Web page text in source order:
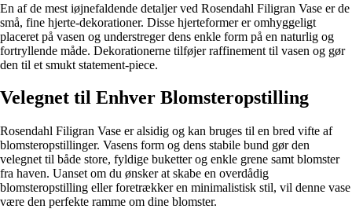
En af de mest iøjnefaldende detaljer ved Rosendahl Filigran Vase er de
små, fine hjerte-dekorationer. Disse hjerteformer er omhyggeligt
placeret på vasen og understreger dens enkle form på en naturlig og
fortryllende måde. Dekorationerne tilføjer raffinement til vasen og gør
den til et smukt statement-piece.
Velegnet til Enhver Blomsteropstilling
Rosendahl Filigran Vase er alsidig og kan bruges til en bred vifte af
blomsteropstillinger. Vasens form og dens stabile bund gør den
velegnet til både store, fyldige buketter og enkle grene samt blomster
fra haven. Uanset om du ønsker at skabe en overdådig
blomsteropstilling eller foretrækker en minimalistisk stil, vil denne vase
være den perfekte ramme om dine blomster.